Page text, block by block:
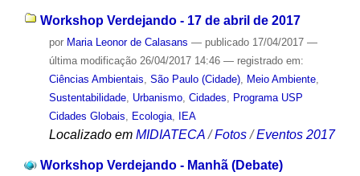
Workshop Verdejando - 17 de abril de 2017
por Maria Leonor de Calasans — publicado17/04/2017 —
última modificação26/04/2017 14:46 — registrado em:
Ciências Ambientais São Paulo (Cidade), Meio Ambiente,
Sustentabilidade, Urbanismo, Cidades
Programa USP
Cidades Globais
Ecologia, IEA
Localizado em MIDIATECA /Fotos /Eventos 2017
Workshop Verdejando - Manhã (Debate)